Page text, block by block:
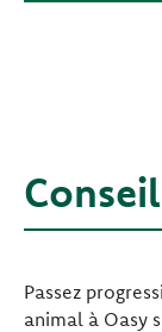
Passez
animal à Oasy